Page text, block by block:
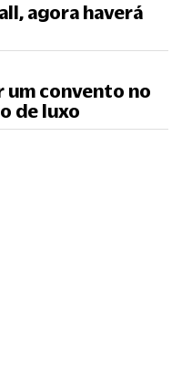
agora haverá
um convento no
de luxo